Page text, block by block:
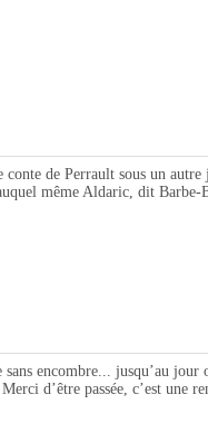
de Perrault sous un
même Aldaric, dit Barbe-
encombre... jusqu’au
d’être passée, c’est une